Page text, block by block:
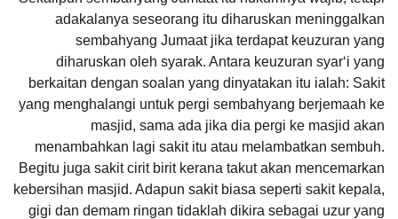
adakalanya seseorang itu diharuskan meninggalkan
sembahyang Jumaat jika terdapat keuzuran yang
diharuskan oleh syarak. Antara keuzuran syar‘i yang
berkaitan dengan soalan yang dinyatakan itu ialah: Sakit
yang menghalangi untuk pergi sembahyang berjemaah ke
masjid, sama ada jika dia pergi ke masjid akan
menambahkan lagi sakit itu atau melambatkan sembuh.
Begitu juga sakit cirit birit kerana takut akan mencemarkan
kebersihan masjid. Adapun sakit biasa seperti sakit kepala,
gigi dan demam ringan tidaklah dikira sebagai uzur yang